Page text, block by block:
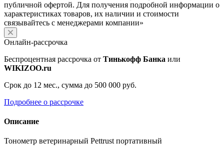
публичной офертой. Для получения подробной информации о
характеристиках товаров, их наличии и стоимости
связывайтесь с менеджерами компании»
Онлайн-рассрочка
Беспроцентная рассрочка от Тинькофф Банка или
WIKIZOO.ru
Срок до 12 мес., сумма до 500 000 руб.
Подробнее о рассрочке
Описание
Тонометр ветеринарный Pettrust портативный